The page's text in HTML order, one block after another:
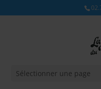
Sélectionner une page